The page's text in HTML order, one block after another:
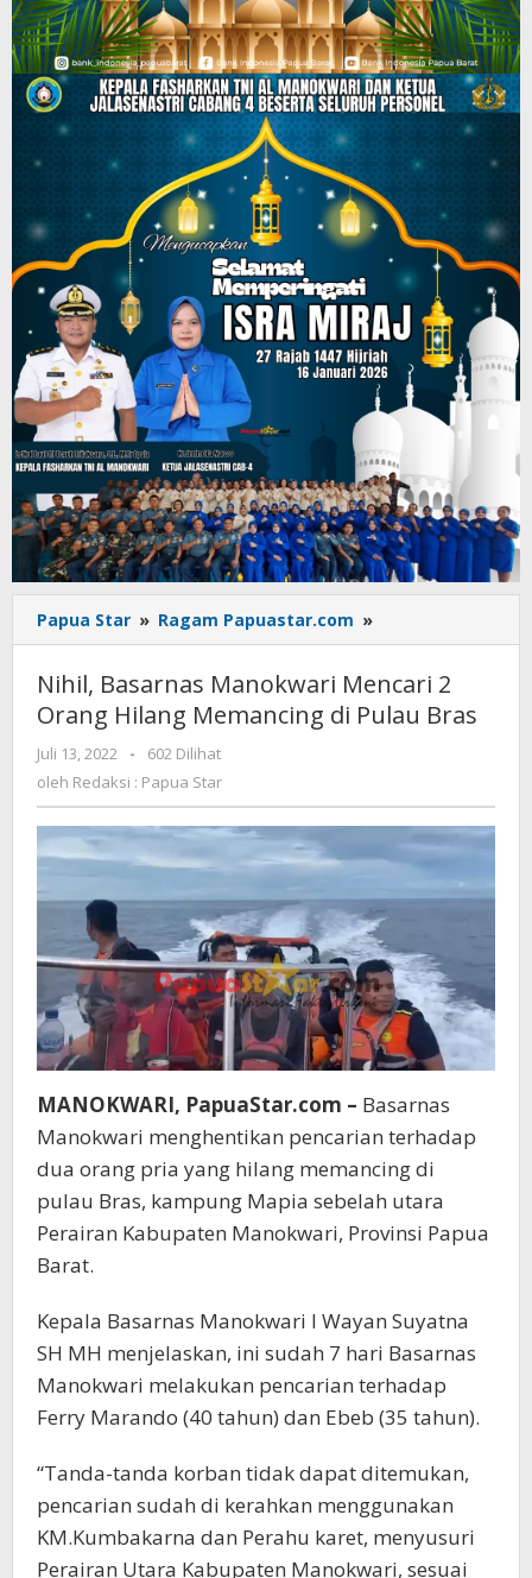
Papua Star » Ragam Papuastar.com »
Basarnas
Mencari
2
Pulau
Nihil, Basarnas Manokwari Mencari 2
Orang Hilang Memancing di Pulau Bras
Juli 13, 2022
oleh
Redaksi
Star
-
602 Dilihat
oleh Redaksi : Papua Star
MANOKWARI, PapuaStar.com – Basarnas
Manokwari menghentikan pencarian terhadap
dua orang pria yang hilang memancing di
pulau Bras, kampung Mapia sebelah utara
Perairan Kabupaten Manokwari, Provinsi Papua
Barat.
Kepala Basarnas Manokwari I Wayan Suyatna
SH MH menjelaskan, ini sudah 7 hari Basarnas
Manokwari melakukan pencarian terhadap
Ferry Marando (40 tahun) dan Ebeb (35 tahun).
“Tanda-tanda korban tidak dapat ditemukan,
pencarian sudah di kerahkan menggunakan
KM.Kumbakarna dan Perahu karet, menyusuri
Perairan Utara Kabupaten Manokwari, sesuai